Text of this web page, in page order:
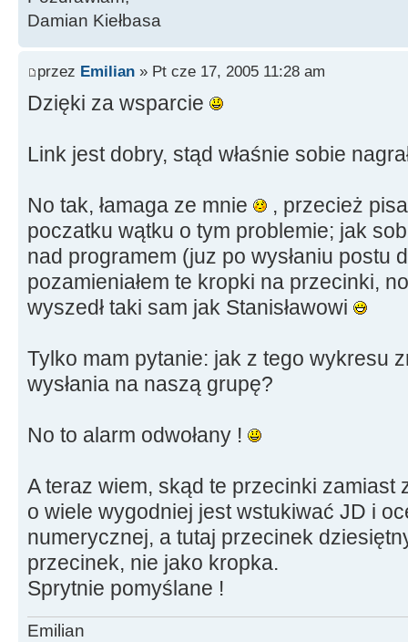
Damian Kiełbasa
przez Emilian » Pt cze 17, 2005 11:28 am
Dzięki za wsparcie
Link jest dobry, stąd właśnie sobie
No tak, łamaga ze mnie
, przecież
poczatku wątku o tym problemie; jak
nad programem (juz po wysłaniu postu
pozamieniałem te kropki na przecinki,
wyszedł taki sam jak Stanisławowi
Tylko mam pytanie: jak z tego wykresu
wysłania na naszą grupę?
No to alarm odwołany !
A teraz wiem, skąd te przecinki zamiast
o wiele wygodniej jest wstukiwać JD i
numerycznej, a tutaj przecinek
przecinek, nie jako kropka.
Sprytnie pomyślane !
Emilian